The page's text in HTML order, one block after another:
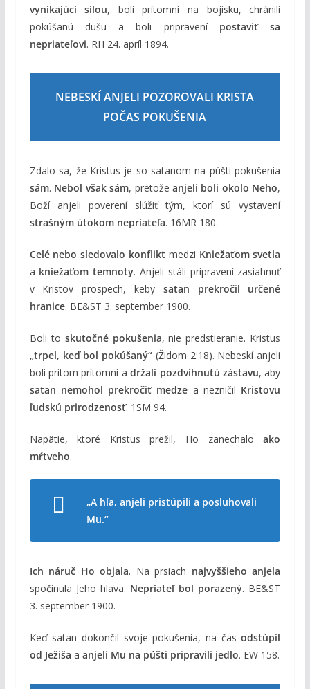
vynikajúci silou, boli prítomní na bojisku, chránili
pokúšanú dušu a boli pripravení postaviť sa
nepriateľovi. RH 24. apríl 1894.
NEBESKÍ ANJELI POZOROVALI KRISTA
POČAS POKUŠENIA
Zdalo sa, že Kristus je so satanom na púšti pokušenia
sám. Nebol však sám, pretože anjeli boli okolo Neho,
Boží anjeli poverení slúžiť tým, ktorí sú vystavení
strašným útokom nepriateľa. 16MR 180.
Celé nebo sledovalo konflikt medzi Kniežaťom svetla
a kniežaťom temnoty. Anjeli stáli pripravení zasiahnuť
v Kristov prospech, keby satan prekročil určené
hranice. BE&ST 3. september 1900.
Boli to skutočné pokušenia, nie predstieranie. Kristus
„trpel, keď bol pokúšaný“ (Židom 2:18). Nebeskí anjeli
boli pritom prítomní adržali pozdvihnutú zástavu, aby
satan nemohol prekročiť medze a nezničil Kristovu
ľudskú prirodzenosť. 1SM 94.
Napätie, ktoré Kristus prežil, Ho zanechaloako
mŕtveho.
„A hľa, anjeli pristúpili a posluhovali
Mu.“
Ich náruč Ho objala. Na prsiach najvyššieho anjela
spočinula Jeho hlava. Nepriateľ bol porazený. BE&ST
3. september 1900.
Keď satan dokončil svoje pokušenia, na časodstúpil
od Ježiša a anjeli Mu na púšti pripravili jedlo. EW 158.